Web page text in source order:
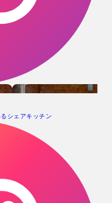
シェアキッチン